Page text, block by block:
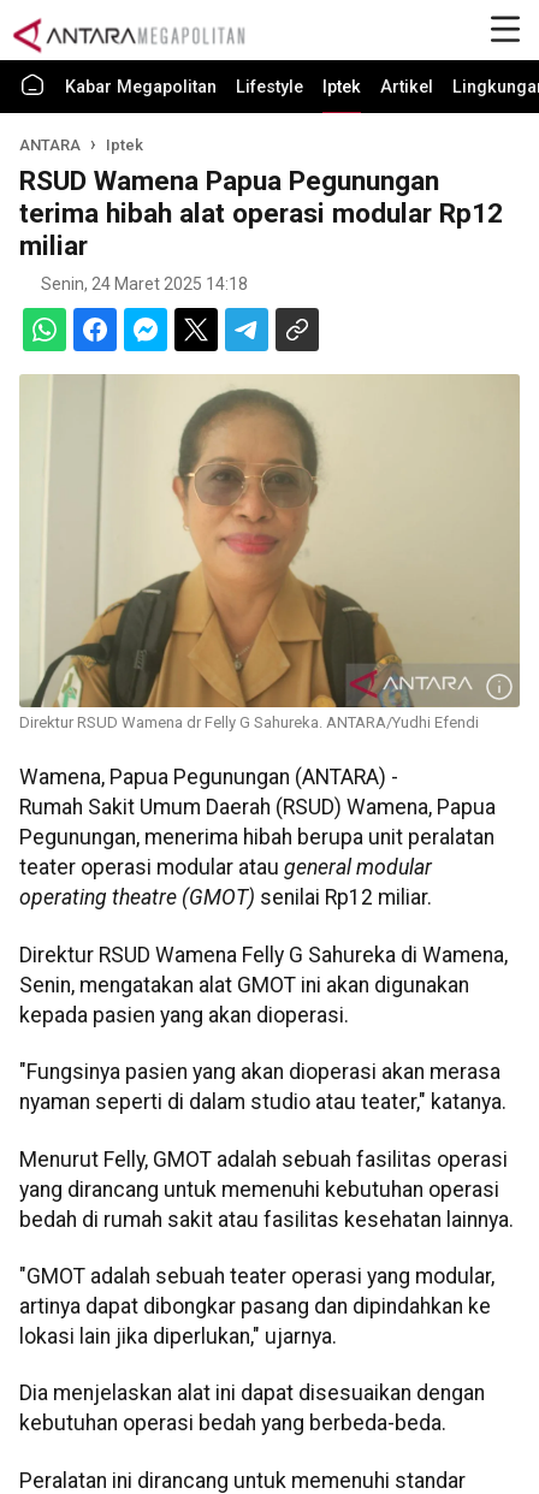
Kabar Megapolitan Lifestyle Iptek Artikel
ANTARA Iptek
RSUD Wamena Papua Pegunungan
terima hibah alat operasi modular Rp12
miliar
Senin, 24 Maret 2025 14:18
Direktur RSUD Wamena dr Felly G Sahureka. ANTARA/Yudhi Efendi
Wamena, Papua Pegunungan (ANTARA) -
Rumah Sakit Umum Daerah (RSUD) Wamena, Papua
Pegunungan, menerima hibah berupa unit peralatan
teater operasi modular atau general modular
operating theatre (GMOT) senilai Rp12 miliar.
Direktur RSUD Wamena Felly G Sahureka di Wamena,
Senin, mengatakan alat GMOT ini akan digunakan
kepada pasien yang akan dioperasi.
"Fungsinya pasien yang akan dioperasi akan merasa
nyaman seperti di dalam studio atau teater," katanya.
Menurut Felly, GMOT adalah sebuah fasilitas operasi
yang dirancang untuk memenuhi kebutuhan operasi
bedah di rumah sakit atau fasilitas kesehatan lainnya.
"GMOT adalah sebuah teater operasi yang modular,
artinya dapat dibongkar pasang dan dipindahkan ke
lokasi lain jika diperlukan," ujarnya.
Dia menjelaskan alat ini dapat disesuaikan dengan
kebutuhan operasi bedah yang berbeda-beda.
Peralatan ini dirancang untuk memenuhi standar